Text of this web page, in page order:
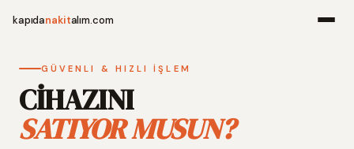
kapıdanakitalım.com
GÜVENLI & HIZLI İŞLEM
CİHAZINI
SATIYOR MUSUN?